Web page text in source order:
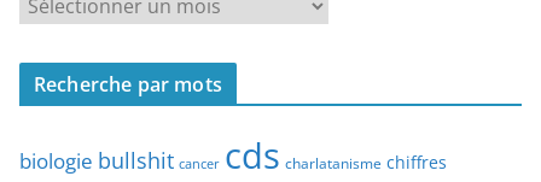
e
a
e
c
r
Recherche par mots
biologie bullshit cancer cds charlatanisme chiffres